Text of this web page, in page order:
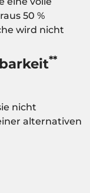
50 %
wird nicht
**
nicht
alternativen